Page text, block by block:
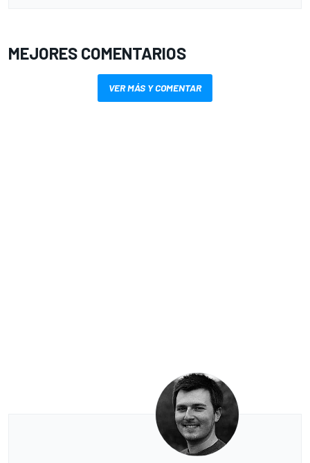
MEJORES COMENTARIOS
VER MÁS Y COMENTAR